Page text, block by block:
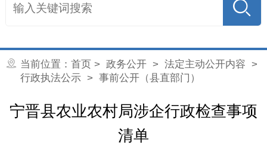
当前位置： 首页 > 政务公开> 法定主动公开内容 >
行政执法公示> 事前公开（县直部门）
宁晋县农业农村局涉企行政检查事项
清单